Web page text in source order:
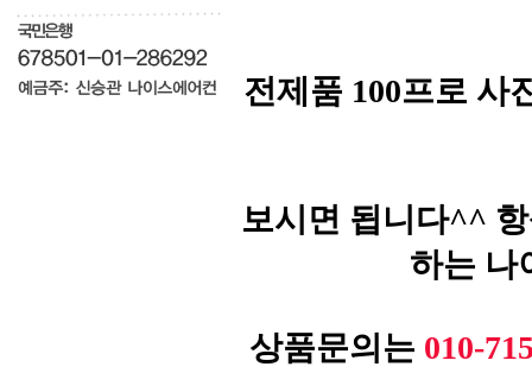
전제품 100프로 사
보시면 됩니다^^
하는 나
상품문의는 010-